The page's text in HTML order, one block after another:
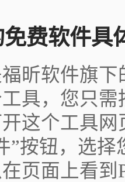
费软件具
昕软件旗
具，您只
这个工具
”按钮，选
页面上看